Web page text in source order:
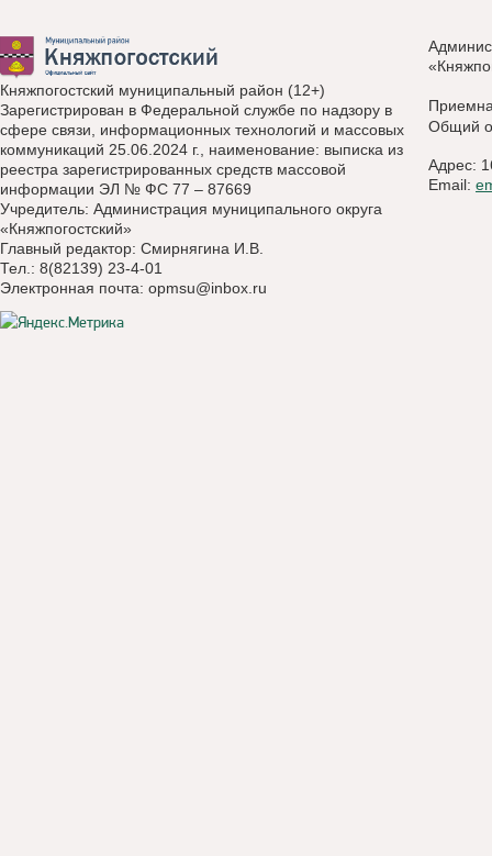
Княжпогостский муниципальный район (12+)
Зарегистрирован в Федеральной службе по надзору в
сфере связи, информационных технологий и массовых
коммуникаций 25.06.2024 г., наименование: выписка из
реестра зарегистрированных средств массовой
информации ЭЛ № ФС 77 – 87669
Учредитель: Администрация муниципального округа
«Княжпогостский»
Главный редактор: Смирнягина И.В.
Тел.: 8(82139) 23-4-01
Электронная почта: opmsu@inbox.ru
Общий
Адрес:
Email: